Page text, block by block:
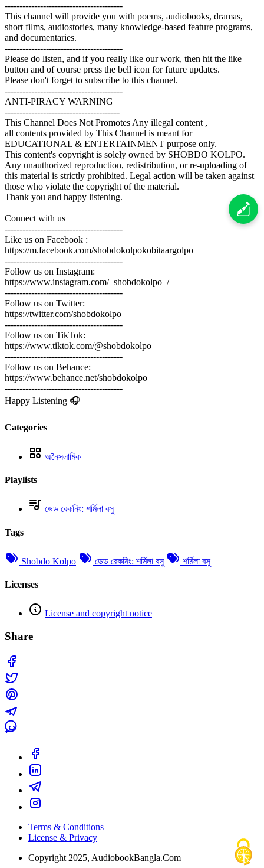
----------------------------------------
This channel will provide you with poems, audiobooks, dramas,
short films, audiostories, many knowledge-based feature programs,
and documentaries.
----------------------------------------
Please do listen, and if you really like our work, then hit the like
button and of course press the bell icon for future updates.
Please don't forget to subscribe to this channel.
----------------------------------------
ANTI-PIRACY WARNING
---------------------------------------
This Channel Does Not Promotes Any illegal content ,
all contents provided by This Channel is meant for
EDUCATIONAL & ENTERTAINMENT purpose only.
This content's copyright is solely owned by SHOBDO KOLPO.
Any unauthorized reproduction, redistribution, or re-uploading of
this material is strictly prohibited. Legal action will be taken against
those who violate the copyright of the material.
Thank you and happy listening.
Connect with us
----------------------------------------
Like us on Facebook :
https://m.facebook.com/shobdokolpokobitaargolpo
----------------------------------------
Follow us on Instagram:
https://www.instagram.com/_shobdokolpo_/
----------------------------------------
Follow us on Twitter:
https://twitter.com/shobdokolpo
----------------------------------------
Follow us on TikTok:
https://www.tiktok.com/@shobdokolpo
----------------------------------------
Follow us on Behance:
https://www.behance.net/shobdokolpo
----------------------------------------
Happy Listening 🎧
Categories
অনৈসলামিক
Playlists
ডেড রেকনিং: শর্মিলা বসু
Tags
Shobdo Kolpo ডেড রেকনিং: শর্মিলা বসু শর্মিলা বসু
Licenses
License and copyright notice
Share
Terms & Conditions
License & Privacy
Copyright 2025, AudiobookBangla.Com